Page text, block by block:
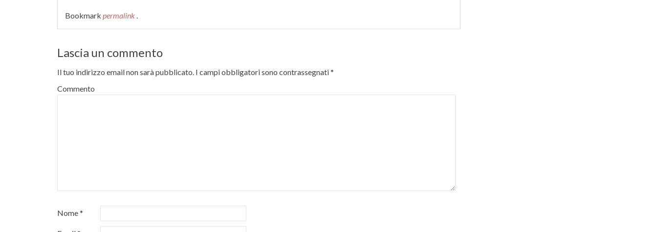
Bookmark permalink .
Lascia un commento
Il tuo indirizzo email non sarà pubblicato. I campi obbligatori sono contrassegnati*
Commento
Nome*